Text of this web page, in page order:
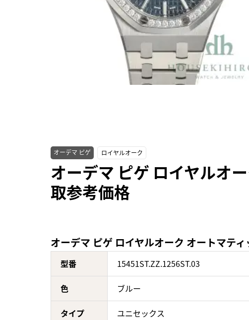
オーデマ ピゲ ロイヤルオーク
オーデマ ピゲ ロイヤルオ
取参考価格
オーデマ ピゲ ロイヤルオーク オートマテ
型番 15451ST.ZZ.1256ST.03
色 ブルー
タイプ ユニセックス